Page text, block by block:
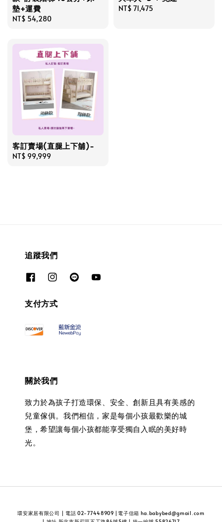
墊+運費
Regular
NT$ 54,280
Regular
NT$ 71,475
客訂賣場(直腿上下舖)-
Regular
NT$ 99,999
追蹤我們
支付方式
關於我們
致力於為孩子打造環保、安全、創新且具有美感的
兒童傢俱。我們相信，家是每個小孩最歡樂的城
堡，希望讓每個小孩都能享受獨自入眠的美好時
光。
環安家居有限公司 | 電話 02-77448909 |電子信箱 ha.babybed@gmail.com